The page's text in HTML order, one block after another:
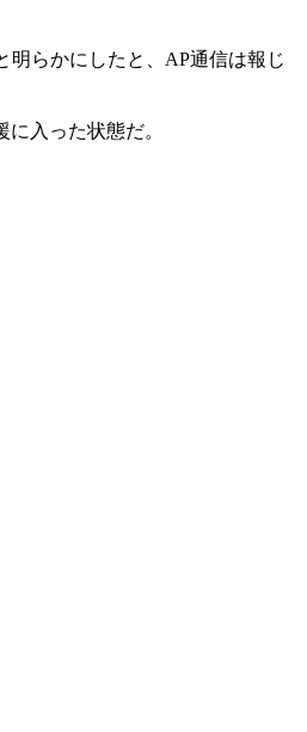
明らかにしたと、AP通信は報じ
入った状態だ。